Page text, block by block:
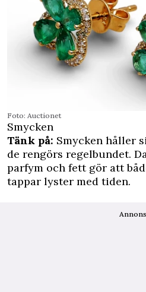
Foto: Auctionet
Smycken
Tänk på: Smycken håller
de rengörs regelbundet.
parfym och fett gör att
tappar lyster med tiden.
Annons